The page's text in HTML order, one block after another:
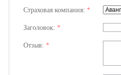
Страховая компания: *
Заголовок: *
Отзыв: *